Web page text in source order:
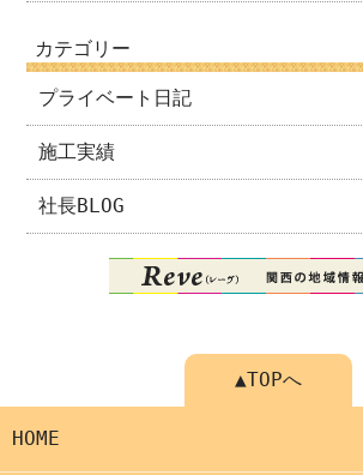
カテゴリー
プライベート日記
施工実績
社長BLOG
▲TOPへ
HOME